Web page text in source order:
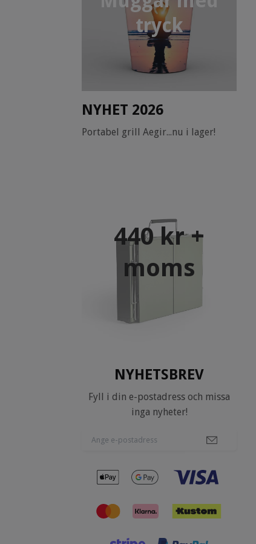
tryck
NYHET 2026
Portabel grill Aegir...nu i lager!
440 kr +
moms
NYHETSBREV
Fyll i din e-postadress och missa
inga nyheter!